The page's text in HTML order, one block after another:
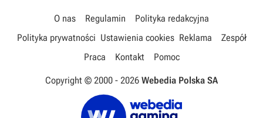
O nas Regulamin
Polityka redakcyjna
Polityka prywatności Ustawienia cookies Reklama
Zespół
Praca
Kontakt Pomoc
Copyright © 2000 - 2026 Webedia Polska SA